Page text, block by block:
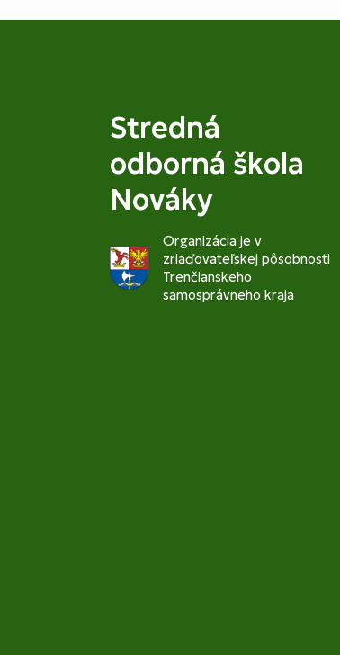
Stredná
odborná škola
Nováky
Organizácia je v
zriaďovateľskej pôsobnosti
Trenčianskeho
samosprávneho kraja